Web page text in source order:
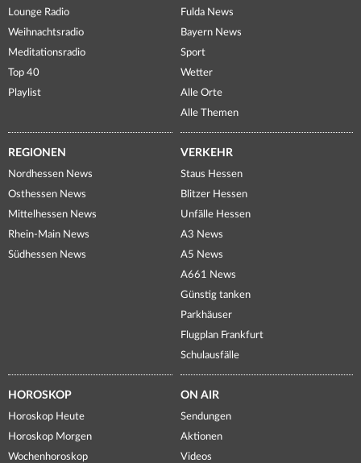
Lounge Radio
Weihnachtsradio
Meditationsradio
Top 40
Playlist
Fulda News
Bayern News
Sport
Wetter
Alle Orte
Alle Themen
REGIONEN
Nordhessen News
Osthessen News
Mittelhessen News
Rhein-Main News
Südhessen News
VERKEHR
Staus Hessen
Blitzer Hessen
Unfälle Hessen
A3 News
A5 News
A661 News
Günstig tanken
Parkhäuser
Flugplan Frankfurt
Schulausfälle
HOROSKOP
Horoskop Heute
Horoskop Morgen
Wochenhoroskop
ON AIR
Sendungen
Aktionen
Videos